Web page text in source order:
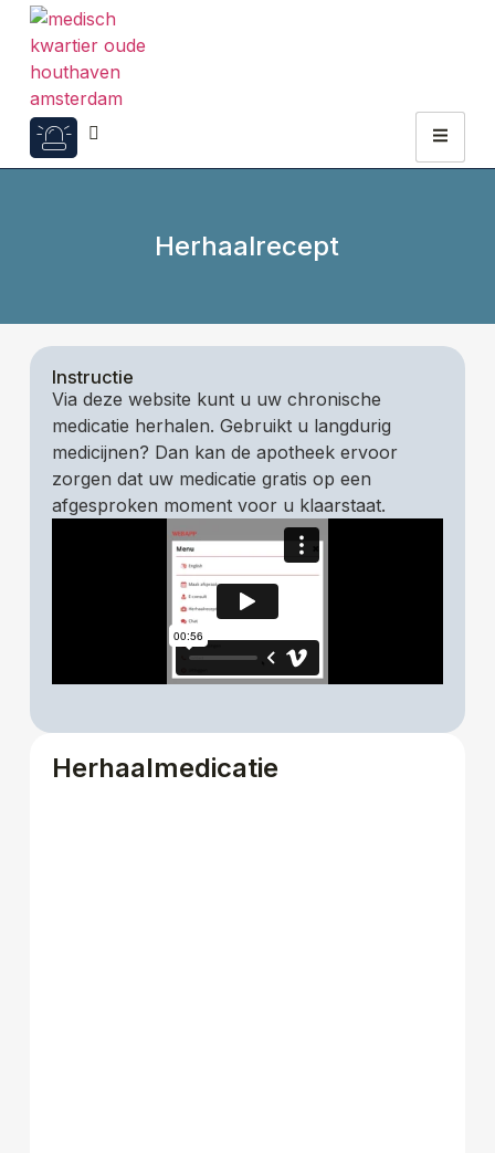
Herhaalrecept
Herhaalmedicatie
Instructie
Via deze website kunt u uw chronische
medicatie herhalen. Gebruikt u langdurig
medicijnen? Dan kan de apotheek ervoor
zorgen dat uw medicatie gratis op een
afgesproken moment voor u klaarstaat.